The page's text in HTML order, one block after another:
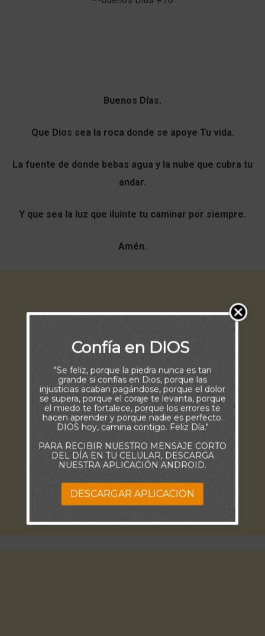
Buenos Días.
Que Dios sea la roca donde se apoye Tu vida.
La fuente de donde bebas agua y la nube que cubra tu
andar.
Y que sea la luz que iluinte tu caminar por siempre.
Amén.
Confía en DIOS
"Se feliz, porque la piedra nunca es tan
grande si confías en Dios, porque las
injusticias acaban pagándose, porque el dolor
se supera, porque el coraje te levanta, porque
el miedo te fortalece, porque los errores te
hacen aprender y porque nadie es perfecto.
DIOS hoy, camina contigo. Feliz Día."
PARA RECIBIR NUESTRO MENSAJE CORTO
DEL DÍA EN TU CELULAR, DESCARGA
NUESTRA APLICACIÓN ANDROID.
DESCARGAR APLICACION